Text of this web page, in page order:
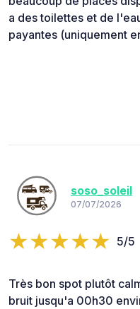
a des toilettes et de
payantes (uniquement
soso_soleil
07/07/2026
5/5
Très bon spot plutôt
bruit jusqu'a 00h30